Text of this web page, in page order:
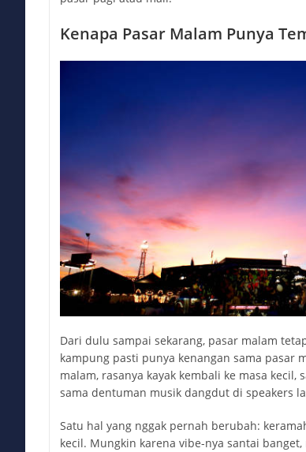
Kenapa Pasar Malam Punya
Dari dulu sampai sekarang, pasar malam
kampung pasti punya kenangan sama pasar
malam, rasanya kayak kembali ke masa
sama dentuman musik dangdut di speakers
Satu hal yang nggak pernah berubah:
kecil. Mungkin karena vibe-nya santai